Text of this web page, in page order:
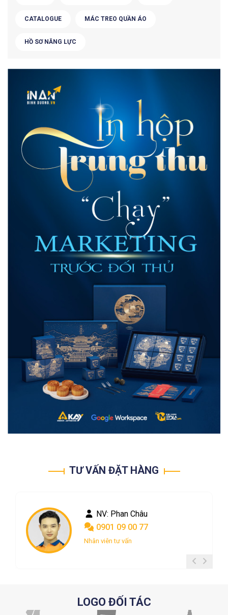
CATALOGUE MÁC TREO QUẦN ÁO
HỒ SƠ NĂNG LỰC
TƯ VẤN ĐẶT HÀNG
NV: Phan Châu
0901 09 00 77
Nhân viên tư vấn
LOGO ĐỐI TÁC